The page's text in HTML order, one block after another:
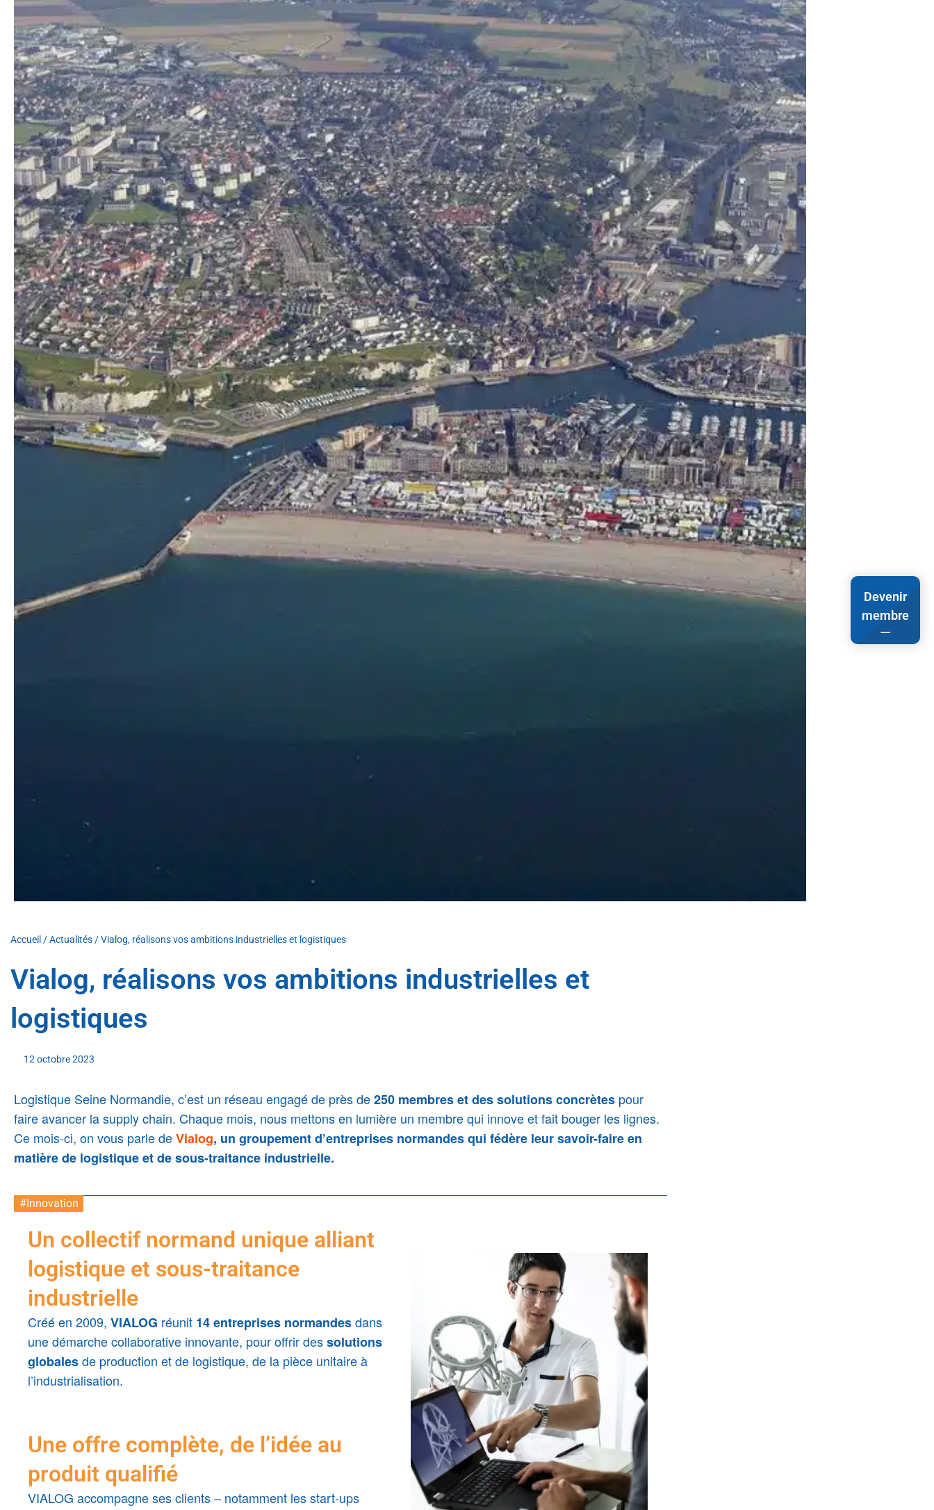
Accueil /Actualités /Vialog, réalisons vos ambitions industrielles et logistiques
Vialog, réalisons vos ambitions industrielles et
logistiques
12 octobre 2023
Logistique Seine Normandie, c’est un réseau engagé de près de250 membreset des solutions concrètes pour
faire avancer la supply chain. Chaque mois, nous mettons en lumière un membre qui innove et fait bouger les lignes.
Ce mois-ci, on vous parle deVialog, un groupement d’entreprises normandes qui fédère leur savoir-faire en
matière de logistique et de sous-traitance industrielle.
#Innovation
Un collectif normand unique alliant
logistique et sous-traitance
industrielle
Créé en 2009, VIALOG réunit 14 entreprises normandesdans
une démarche collaborative innovante, pour offrir dessolutions
globalesde production et de logistique, de la pièce unitaire à
l’industrialisation.
Une offre complète, de l’idée au
produit qualifié
VIALOG accompagne ses clients – notamment les start-ups
Devenir
membre